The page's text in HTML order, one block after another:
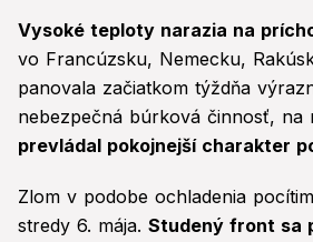
Vysoké teploty narazia na
vo Francúzsku, Nemecku,
panovala začiatkom týždňa
nebezpečná búrková činnosť, na
prevládal pokojnejší charakter
Zlom v podobe ochladenia
stredy 6. mája. Studený front sa